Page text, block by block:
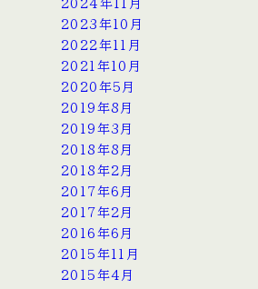
2024年11月
2023年10月
2022年11月
2021年10月
2020年5月
2019年8月
2019年3月
2018年8月
2018年2月
2017年6月
2017年2月
2016年6月
2015年11月
2015年4月